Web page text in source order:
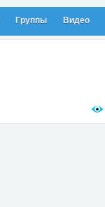
Группы Видео